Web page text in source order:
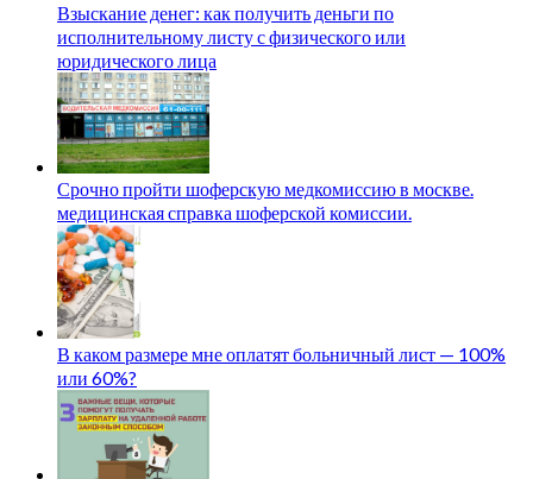
Взыскание денег: как получить деньги по
исполнительному листу с физического или
юридического лица
Срочно пройти шоферскую медкомиссию в москве.
медицинская справка шоферской комиссии.
В каком размере мне оплатят больничный лист — 100%
или 60%?